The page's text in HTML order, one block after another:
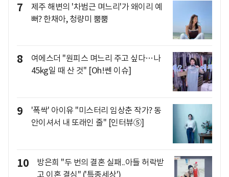
7
제주 해변의 '차범근 며느리'가 왜이리 예
뻐? 한채아, 청량미 뿜뿜
8
여에스더 "원피스 며느리 주고 싶다…나
45kg일 때 산 것" [Oh!쎈 이슈]
9
'폭싹' 아이유 "미스터리 임상춘 작가? 동
안이셔서 내 또래인 줄" [인터뷰⑤]
10
방은희 "두 번의 결혼 실패..아들 허락받
고 이혼 결심" ('특종세상')